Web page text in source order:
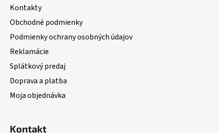
Kontakty
Obchodné podmienky
Podmienky ochrany osobných údajov
Reklamácie
Splátkový predaj
Doprava a platba
Moja objednávka
Kontakt